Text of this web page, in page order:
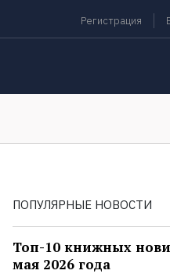
Регистрация
ПОПУЛЯРНЫЕ НОВОСТИ
Топ-10 книжных
мая 2026 года